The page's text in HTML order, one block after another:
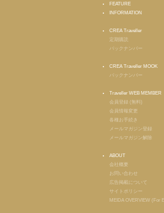
FEATURE
INFORMATION
CREA Traveller
定期購読
バックナンバー
CREA Traveller MOOK
バックナンバー
Traveller WEB MEMBER
会員登録 (無料)
会員情報変更
各種お手続き
メールマガジン登録
メールマガジン解除
ABOUT
会社概要
お問い合わせ
広告掲載について
サイトポリシー
MEIDA OVERVIEW (For